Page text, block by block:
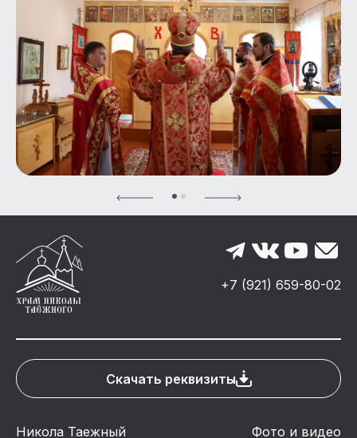
+7 (921) 659-80-02
Скачать реквизиты
Никола Таежный Фото и видео